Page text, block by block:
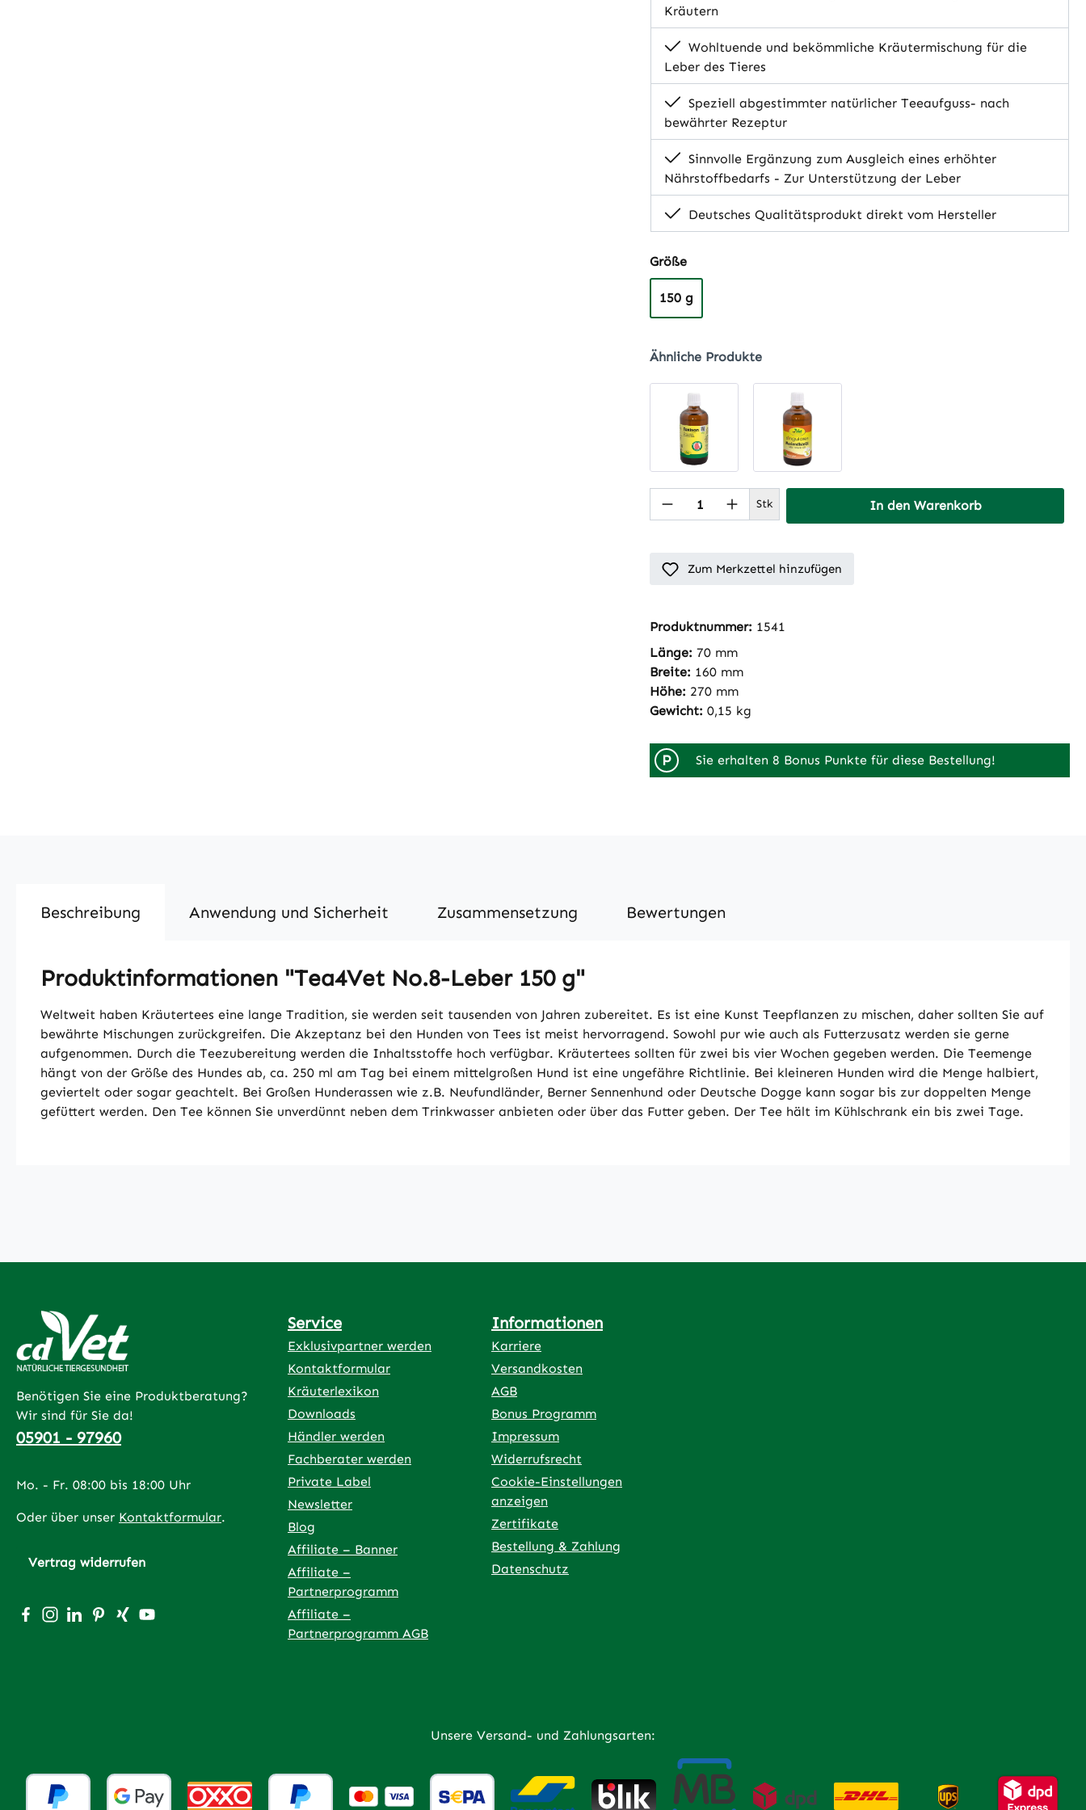
Kräutern
Wohltuende und bekömmliche Kräutermischung für die
Leber des Tieres
Speziell abgestimmter natürlicher Teeaufguss- nach
bewährter Rezeptur
Sinnvolle Ergänzung zum Ausgleich eines erhöhter
Nährstoffbedarfs - Zur Unterstützung der Leber
Deutsches Qualitätsprodukt direkt vom Hersteller
Größeauswählen
150 g
Ähnliche Produkte
Produkt Anzahl: Gib den gewünschten Wert
Stk In den Warenkorb
Zum Merkzettel hinzufügen
Produktnummer: 1541
Länge: 70 mm
Breite: 160 mm
Höhe: 270 mm
Gewicht: 0,15 kg
P Sie erhalten 8 Bonus Punkte für diese Bestellung!
Beschreibung Anwendung und Sicherheit Zusammensetzung Bewertungen
Produktinformationen "Tea4Vet No.8-Leber 150 g"
Weltweit haben Kräutertees eine lange Tradition, sie werden seit tausenden von Jahren zubereitet. Es ist eine Kunst Teepflanzen zu mischen, daher sollten Sie auf
bewährte Mischungen zurückgreifen. Die Akzeptanz bei den Hunden von Tees ist meist hervorragend. Sowohl pur wie auch als Futterzusatz werden sie gerne
aufgenommen. Durch die Teezubereitung werden die Inhaltsstoffe hoch verfügbar. Kräutertees sollten für zwei bis vier Wochen gegeben werden. Die Teemenge
hängt von der Größe des Hundes ab, ca. 250 ml am Tag bei einem mittelgroßen Hund ist eine ungefähre Richtlinie. Bei kleineren Hunden wird die Menge halbiert,
geviertelt oder sogar geachtelt. Bei Großen Hunderassen wie z.B. Neufundländer, Berner Sennenhund oder Deutsche Dogge kann sogar bis zur doppelten Menge
gefüttert werden. Den Tee können Sie unverdünnt neben dem Trinkwasser anbieten oder über das Futter geben. Der Tee hält im Kühlschrank ein bis zwei Tage.
Benötigen Sie eine Produktberatung?
Wir sind für Sie da!
05901 - 97960
Mo. - Fr. 08:00 bis 18:00 Uhr
Oder über unser Kontaktformular.
Vertrag widerrufen
Besuche uns auf Facebook – öffnet in neuem Tab (externer Link)
Schau auf Instagram vorbei – öffnet in neuem Tab (externer Link)
Vernetze dich mit uns auf LinkedIn – öffnet in neuem Tab (externer Link)
Lass dich auf Pinterest inspirieren – öffnet in neuem Tab (externer Link)
Vernetze dich mit uns auf Xing – öffnet in neuem Tab (externer Link)
Sieh dir unsere Videos auf YouTube an – öffnet in neuem Tab (externer Link)
Service
Exklusivpartner werden
Kontaktformular
Kräuterlexikon
Downloads
Händler werden
Fachberater werden
Private Label
Newsletter
Blog
Affiliate – Banner
Affiliate –
Partnerprogramm
Affiliate –
Partnerprogramm AGB
Informationen
Karriere
Versandkosten
AGB
Bonus Programm
Impressum
Widerrufsrecht
Cookie-Einstellungen
anzeigen
Zertifikate
Bestellung & Zahlung
Datenschutz
Unsere Versand- und Zahlungsarten: